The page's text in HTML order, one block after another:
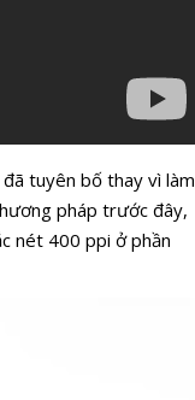
tuyên bố thay vì làm
pháp trước đây,
nét 400 ppi ở phần